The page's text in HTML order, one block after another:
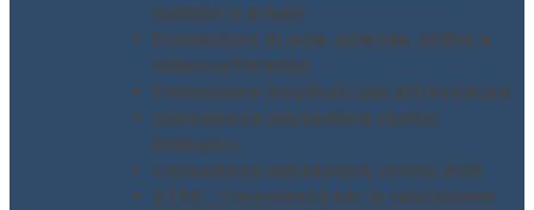
pubblici e privati
Formazione in aula, azienda, online e
videoconferenza
Formazione incaricati uso attrezzature
Consulenza valutazione rischio
biologico
Consulenza valutazione rischio ROA
ATEX – Consulenza per la valutazione